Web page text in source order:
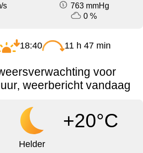
s
763 mmHg
0 %
18:40 11 h 47 min
voor
weerbericht vandaag
+20°C
Helder